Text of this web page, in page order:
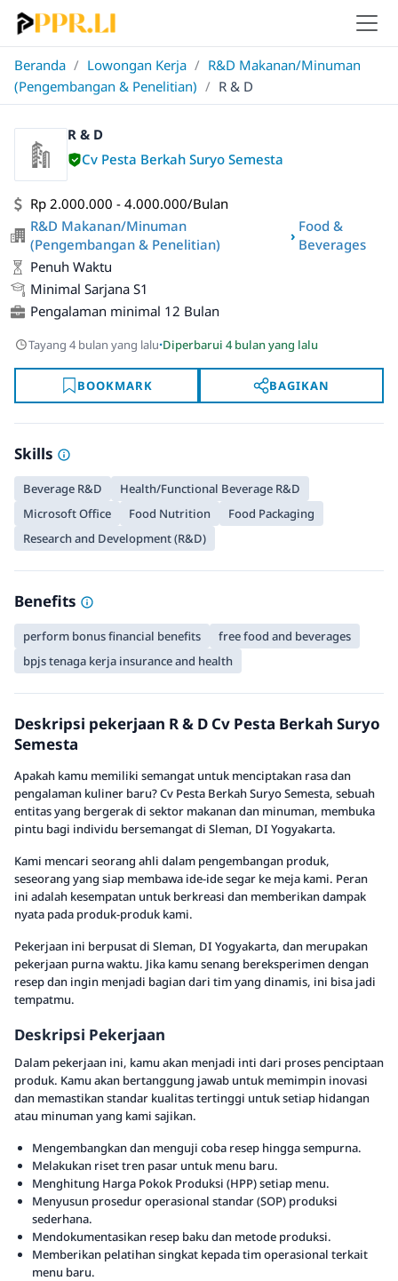
Beranda / Lowongan Kerja / R&D Makanan/Minuman
(Pengembangan & Penelitian) / R & D
R & D
Cv Pesta Berkah Suryo Semesta
Rp 2.000.000 - 4.000.000/Bulan
R&D Makanan/Minuman
(Pengembangan & Penelitian)
›
Food &
Beverages
Penuh Waktu
Minimal Sarjana S1
Pengalaman minimal 12 Bulan
Tayang 4 bulan yang lalu·Diperbarui 4 bulan yang lalu
BOOKMARK BAGIKAN
Skills
Beverage R&D
Health/Functional Beverage R&D
Microsoft Office
Food Nutrition
Food Packaging
Research and Development (R&D)
Benefits
perform bonus financial benefits
free food and beverages
bpjs tenaga kerja insurance and health
Deskripsi pekerjaan R & D Cv Pesta Berkah Suryo
Semesta
Apakah kamu memiliki semangat untuk menciptakan rasa dan
pengalaman kuliner baru? Cv Pesta Berkah Suryo Semesta, sebuah
entitas yang bergerak di sektor makanan dan minuman, membuka
pintu bagi individu bersemangat di Sleman, DI Yogyakarta.
Kami mencari seorang ahli dalam pengembangan produk,
seseorang yang siap membawa ide-ide segar ke meja kami. Peran
ini adalah kesempatan untuk berkreasi dan memberikan dampak
nyata pada produk-produk kami.
Pekerjaan ini berpusat di Sleman, DI Yogyakarta, dan merupakan
pekerjaan purna waktu. Jika kamu senang bereksperimen dengan
resep dan ingin menjadi bagian dari tim yang dinamis, ini bisa jadi
tempatmu.
Deskripsi Pekerjaan
Dalam pekerjaan ini, kamu akan menjadi inti dari proses penciptaan
produk. Kamu akan bertanggung jawab untuk memimpin inovasi
dan memastikan standar kualitas tertinggi untuk setiap hidangan
atau minuman yang kami sajikan.
Mengembangkan dan menguji coba resep hingga sempurna.
Melakukan riset tren pasar untuk menu baru.
Menghitung Harga Pokok Produksi (HPP) setiap menu.
Menyusun prosedur operasional standar (SOP) produksi
sederhana.
Mendokumentasikan resep baku dan metode produksi.
Memberikan pelatihan singkat kepada tim operasional terkait
menu baru.